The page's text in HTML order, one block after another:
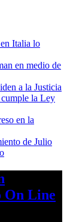
Italia lo
en medio de
a la Justicia
la Ley
en la
de Julio
On Line